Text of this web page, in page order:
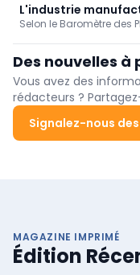
L'industrie
dispose pas d'une
marges
Selon le Baromètre des
entreprises effectuent
tout. Les coûts et la
l'efficacité ; l'utilisation
stratégique reste à la
Des nouvelles à
Vous avez des
rédacteurs ?
Signalez-nous
MAGAZINE IMPRIMÉ
Édition